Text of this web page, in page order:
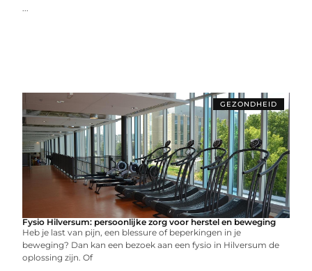
...
GEZONDHEID
Fysio Hilversum: persoonlijke zorg voor herstel en beweging
Heb je last van pijn, een blessure of beperkingen in je
beweging? Dan kan een bezoek aan een fysio in Hilversum de
oplossing zijn. Of